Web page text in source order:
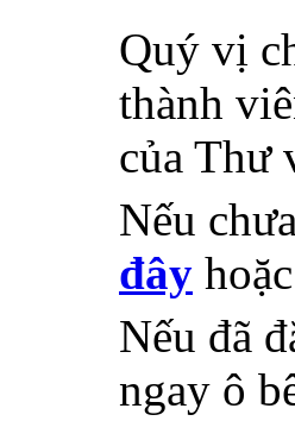
Quý vị
thành
của Thư
Nếu
đây hoặc
Nếu đã
ngay ô